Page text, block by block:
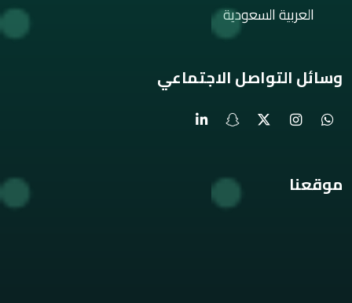
العربية السعودية
وسائل التواصل الاجتماعي
موقعنا